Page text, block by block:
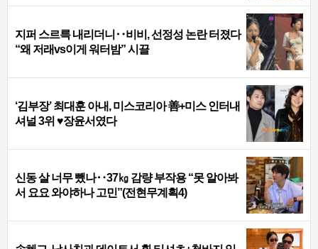
지퍼 스르륵 내리더니‥비비, 선정성 논란 터졌다
“왜 저래vs이게 워터밤” 시끌
‘김부장’ 최대훈 아내, 미스코리아 善+미스 인터내
셔널 3위 ♥장윤서였다
신동 살 너무 뺐나‥37㎏ 감량 부작용 “못 알아봐
서 요요 와야하나 고민”(전현무계획4)